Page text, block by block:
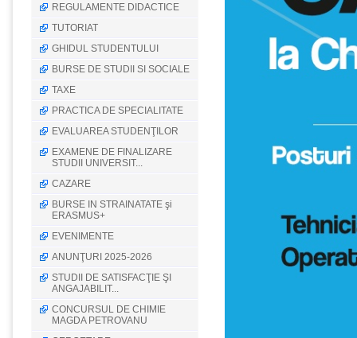
REGULAMENTE DIDACTICE
TUTORIAT
GHIDUL STUDENTULUI
BURSE DE STUDII SI SOCIALE
TAXE
PRACTICA DE SPECIALITATE
EVALUAREA STUDENŢILOR
EXAMENE DE FINALIZARE
STUDII UNIVERSIT...
CAZARE
BURSE IN STRAINATATE şi
ERASMUS+
EVENIMENTE
ANUNŢURI 2025-2026
STUDII DE SATISFACŢIE ŞI
ANGAJABILIT...
CONCURSUL DE CHIMIE
MAGDA PETROVANU